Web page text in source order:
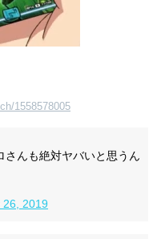
1558578005
さんも絶対ヤバいと思うん
26, 2019